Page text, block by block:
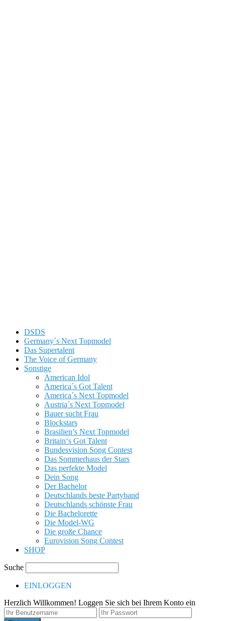
DSDS
Germany´s Next Topmodel
Das Supertalent
The Voice of Germany
Sonstige
American Idol
America´s Got Talent
America´s Next Topmodel
Austria´s Next Topmodel
Bauer sucht Frau
Blockstars
Brasilien’s Next Topmodel
Britain‘s Got Talent
Bundesvision Song Contest
Das Sommerhaus der Stars
Das perfekte Model
Dein Song
Der Bachelor
Deutschlands beste Partyband
Deutschlands schönste Frau
Die Bachelorette
Die Model-WG
Die große Chance
Eurovision Song Contest
SHOP
Suche
EINLOGGEN
Herzlich Willkommen! Loggen Sie sich bei Ihrem Konto ein